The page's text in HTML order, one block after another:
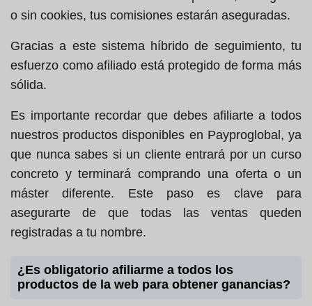
o sin cookies, tus comisiones estarán aseguradas.
Gracias a este sistema híbrido de seguimiento, tu
esfuerzo como afiliado está protegido de forma más
sólida.
Es importante recordar que debes afiliarte a todos
nuestros productos disponibles en Payproglobal, ya
que nunca sabes si un cliente entrará por un curso
concreto y terminará comprando una oferta o un
máster diferente. Este paso es clave para
asegurarte de que todas las ventas queden
registradas a tu nombre.
¿Es obligatorio afiliarme a todos los
productos de la web para obtener ganancias?